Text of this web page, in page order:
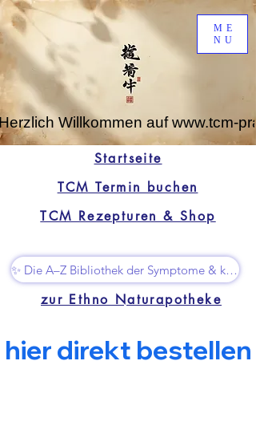
ME
NU
Willkommen auf www.tcm-
✨ Die A–Z Bibliothek der Symptome & kleine Superhelfer
zur Ethno Naturapotheke
TCM Termin buchen
Startseite
TCM Rezepturen & Shop
hier direkt bestellen